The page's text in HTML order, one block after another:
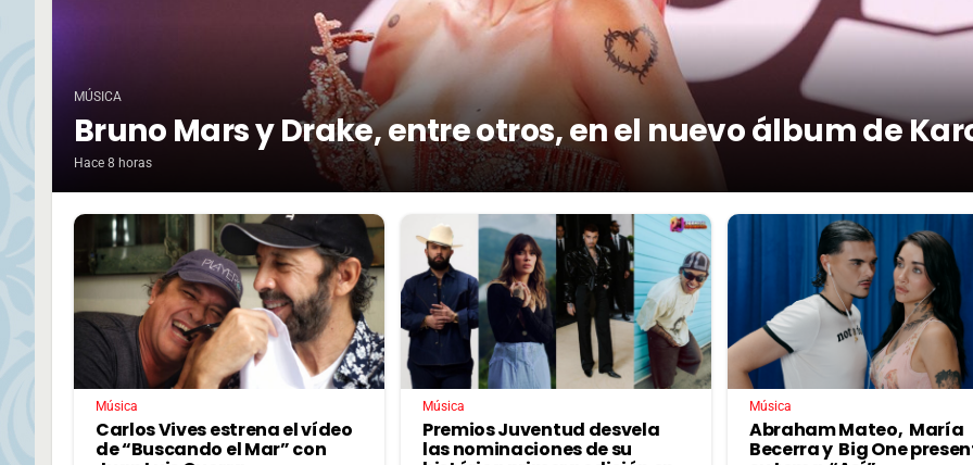
MÚSICA
Bruno Mars y Drake, entre otros, en el nuevo álbum de
Hace 8 horas
Música
Carlos Vives estrena el vídeo
de “Buscando el Mar” con
Música
Premios Juventud desvela
las nominaciones de su
Música
Abraham Mateo, María
Becerra y Big One